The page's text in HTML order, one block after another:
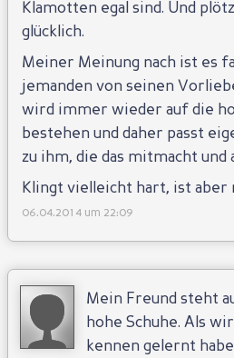
Klamotten egal sind. Und
glücklich.
Meiner Meinung nach ist es
jemanden von seinen
wird immer wieder auf die
bestehen und daher passt
zu ihm, die das mitmacht und
Klingt vielleicht hart, ist aber
06.04.2014 um 22:09
Mein Freund steht
hohe Schuhe. Als
kennen gelernt